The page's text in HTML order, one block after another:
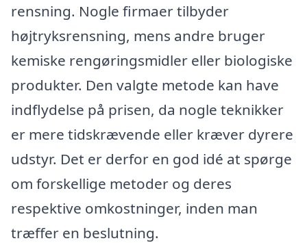
rensning. Nogle firmaer tilbyder
højtryksrensning, mens andre bruger
kemiske rengøringsmidler eller biologiske
produkter. Den valgte metode kan have
indflydelse på prisen, da nogle teknikker
er mere tidskrævende eller kræver dyrere
udstyr. Det er derfor en god idé at spørge
om forskellige metoder og deres
respektive omkostninger, inden man
træffer en beslutning.